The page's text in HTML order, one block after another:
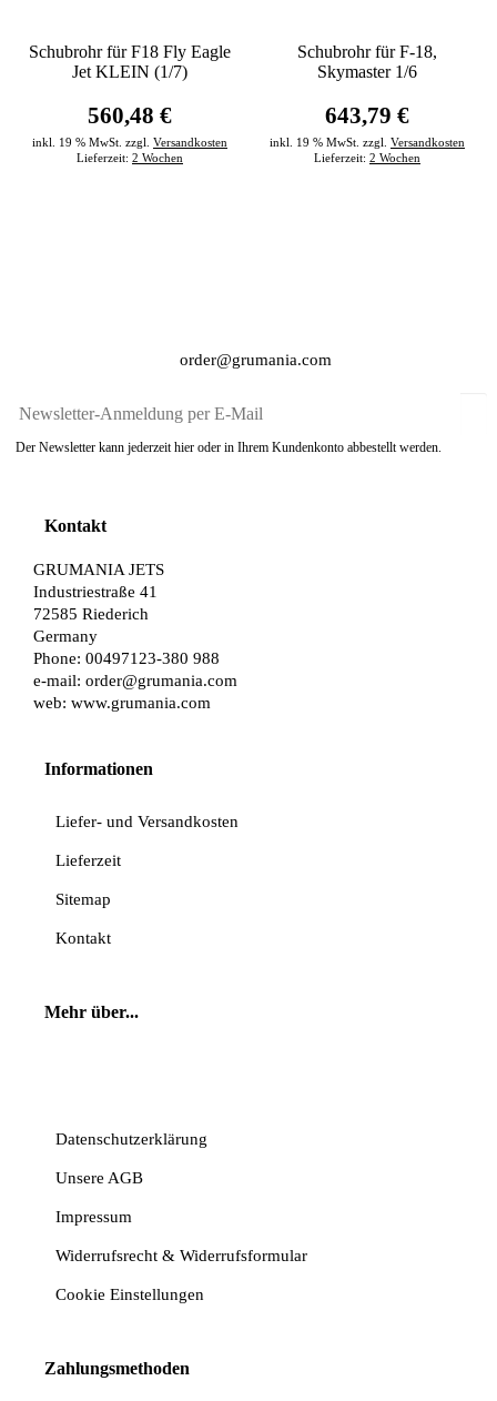
Schubrohr für F18 Fly Eagle
Jet KLEIN (1/7)
560,48 €
inkl. 19 % MwSt. zzgl. Versandkosten
Lieferzeit: 2 Wochen
Schubrohr für F-18,
Skymaster 1/6
643,79 €
inkl. 19 % MwSt. zzgl. Versandkosten
Lieferzeit: 2 Wochen
order@grumania.com
Der Newsletter kann jederzeit hier oder in Ihrem Kundenkonto abbestellt werden.
Kontakt
GRUMANIA JETS
Industriestraße 41
72585 Riederich
Germany
Phone: 00497123-380 988
e-mail: order@grumania.com
web: www.grumania.com
Informationen
Liefer- und Versandkosten
Lieferzeit
Sitemap
Kontakt
Mehr über...
Datenschutzerklärung
Unsere AGB
Impressum
Widerrufsrecht & Widerrufsformular
Cookie Einstellungen
Zahlungsmethoden